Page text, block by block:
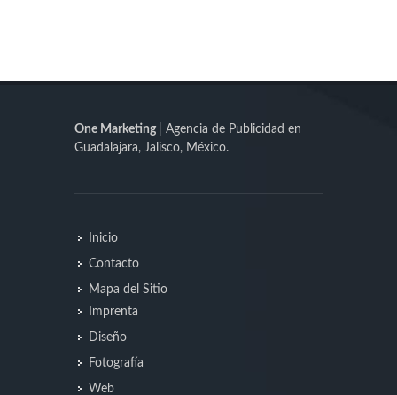
One Marketing
| Agencia de Publicidad en
Guadalajara, Jalisco, México.
Inicio
Contacto
Mapa del Sitio
Imprenta
Diseño
Fotografía
Web